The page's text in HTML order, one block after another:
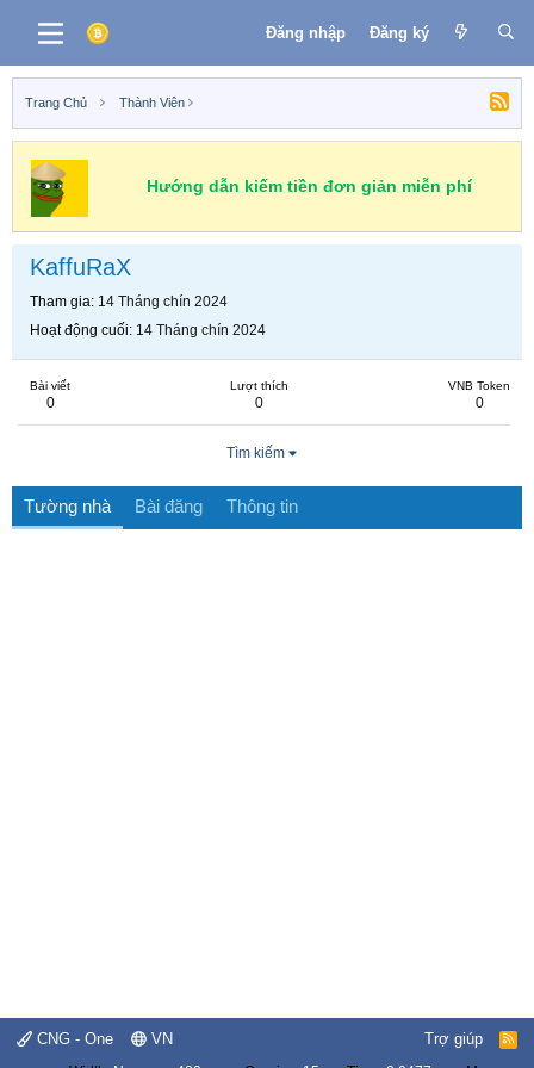
Đăng nhập Đăng ký
Trang Chủ Thành Viên
Hướng dẫn kiếm tiền đơn giản miễn phí
KaffuRaX
Tham gia 14 Tháng chín 2024
Hoạt động cuối 14 Tháng chín 2024
Bài viết
0
Lượt thích
0
VNB Token
0
Tìm kiếm
Tường nhà Bài đăng Thông tin
CNG - One VN Trợ giúp
R